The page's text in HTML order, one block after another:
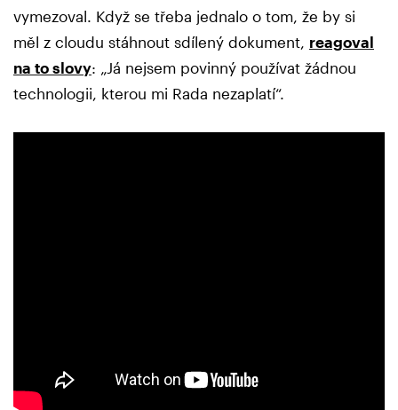
vymezoval. Když se třeba jednalo o tom, že by si
měl z cloudu stáhnout sdílený dokument, reagoval
na to slovy: „Já nejsem povinný používat žádnou
technologii, kterou mi Rada nezaplatí“.